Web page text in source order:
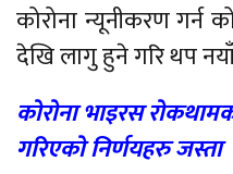
कोरोना न्यूनीकरण
देखि लागु हुने गरि थप
कोरोना भाइरस
गरिएको निर्णयहरु